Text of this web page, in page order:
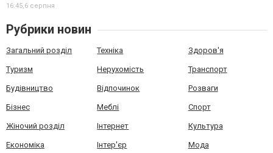
16:45,6 серпня
Рубрики новин
Загальний розділ Техніка Здоров'я
Туризм Нерухомість Транспорт
Будівництво Відпочинок Розваги
Бізнес Меблі Спорт
Жіночий розділ Інтернет Культура
Економіка Інтер'єр Мода